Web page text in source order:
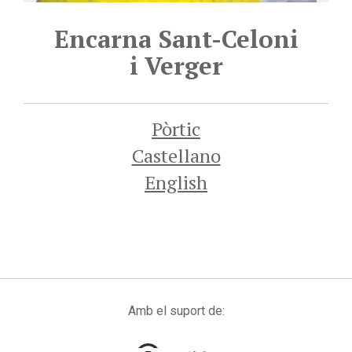
Encarna Sant-Celoni
i Verger
Pòrtic
Castellano
English
Amb el suport de: